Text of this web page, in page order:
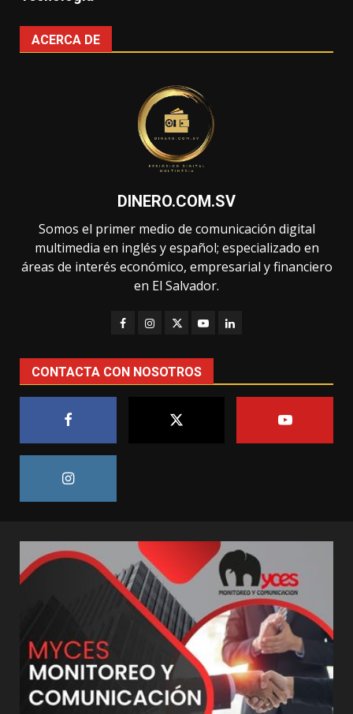
ACERCA DE
DINERO.COM.SV
Somos el primer medio de comunicación digital
multimedia en inglés y español; especializado en
áreas de interés económico, empresarial y financiero
en El Salvador.
CONTACTA CON NOSOTROS